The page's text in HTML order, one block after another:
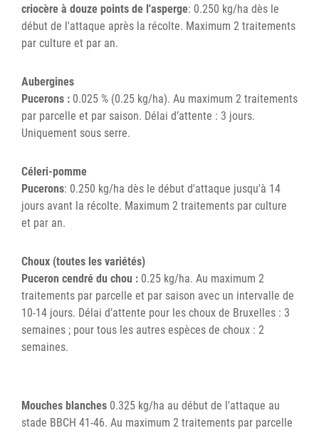
criocère à douze points de l'asperge: 0.250 kg/ha dès le
début de l'attaque après la récolte. Maximum 2 traitements
par culture et par an.
Aubergines
Pucerons : 0.025 % (0.25 kg/ha). Au maximum 2 traitements
par parcelle et par saison. Délai d’attente : 3 jours.
Uniquement sous serre.
Céleri-pomme
Pucerons: 0.250 kg/ha dès le début d'attaque jusqu'à 14
jours avant la récolte. Maximum 2 traitements par culture
et par an.
Choux (toutes les variétés)
Puceron cendré du chou : 0.25 kg/ha. Au maximum 2
traitements par parcelle et par saison avec un intervalle de
10-14 jours. Délai d’attente pour les choux de Bruxelles : 3
semaines ; pour tous les autres espèces de choux : 2
semaines.
Mouches blanches 0.325 kg/ha au début de l'attaque au
stade BBCH 41-46. Au maximum 2 traitements par parcelle